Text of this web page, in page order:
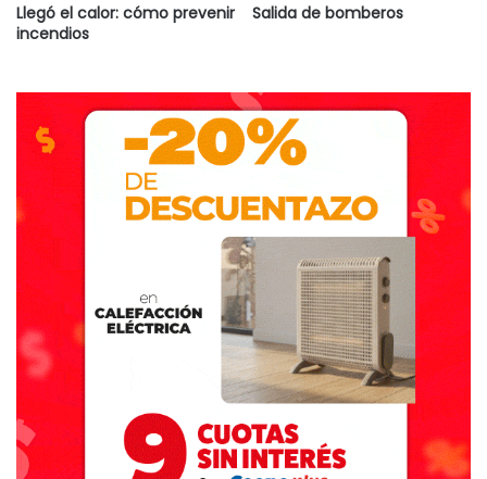
posible participación de funcionarios policiales”.
Siempre de acuerdo a lo informado por el matutino
tresarroyense, el pasado 22 de septiembre, una comisión
del CPR tresarroyense interceptó un camión conducido
por Julio César Pissoni en el que transportaban 23
animales sin la respectiva documentación.
En esas circunstancias, y mientras se trataba de
determinar la procedencia de los vacunos, se constató que
habían sido sustraídos de un campo en la localidad de
Oriente, propiedad de Ponciano Muñiz. Para sacarlos del
campo, se estima que acercaron el camión de Pissoni al
corral del ganado valiéndose de un campo vecino.
Llegó el calor: cómo prevenir
incendios
Salida de bomberos